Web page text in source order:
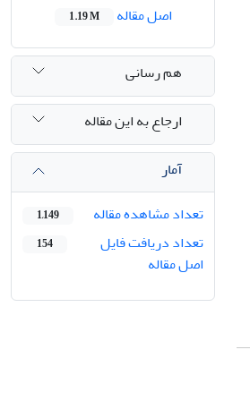
اصل مقاله 1.19 M
هم رسانی
ارجاع به این مقاله
آمار
تعداد مشاهده مقاله
1,149
تعداد دریافت فایل
اصل مقاله
154